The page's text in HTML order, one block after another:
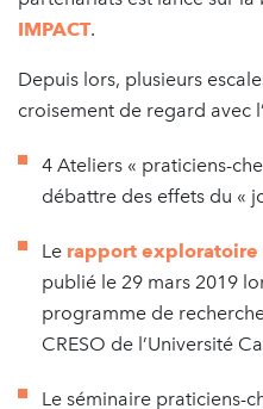
IMPACT.
Depuis lors, plusieurs
croisement de regard avec
4 Ateliers « praticiens-
débattre des effets du «
Le rapport exploratoire
publié le 29 mars 2019
programme de
CRESO de l’Université
Le séminaire praticiens-